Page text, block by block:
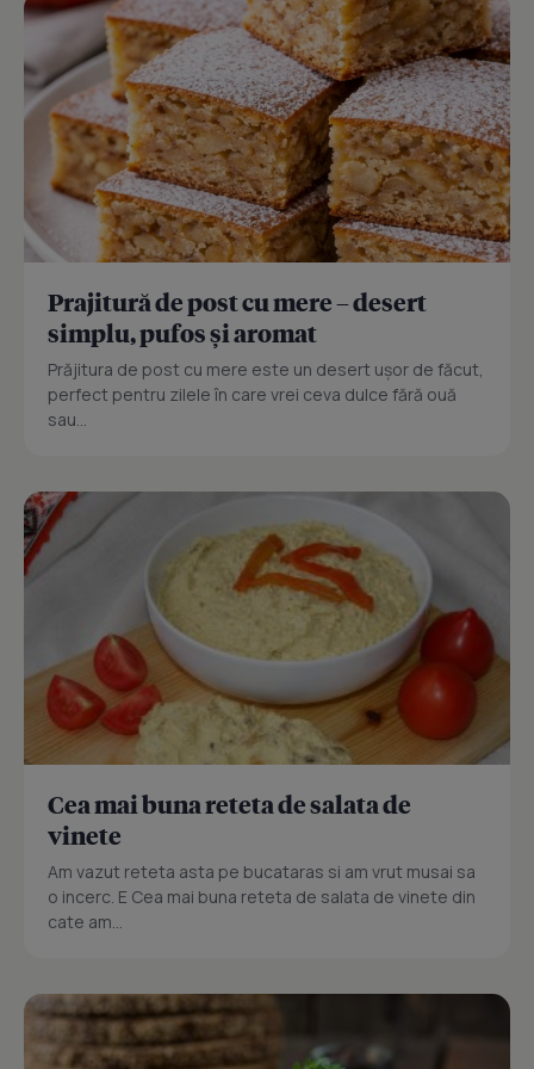
Prajitură de post cu mere – desert
simplu, pufos și aromat
Prăjitura de post cu mere este un desert ușor de făcut,
perfect pentru zilele în care vrei ceva dulce fără ouă
sau...
Cea mai buna reteta de salata de
vinete
Am vazut reteta asta pe bucataras si am vrut musai sa
o incerc. E Cea mai buna reteta de salata de vinete din
cate am...